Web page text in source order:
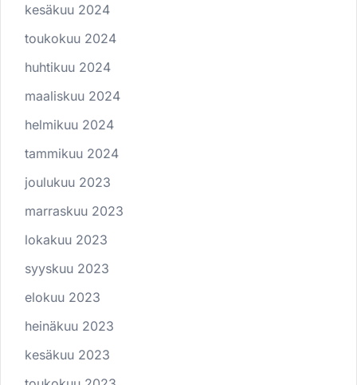
kesäkuu 2024
toukokuu 2024
huhtikuu 2024
maaliskuu 2024
helmikuu 2024
tammikuu 2024
joulukuu 2023
marraskuu 2023
lokakuu 2023
syyskuu 2023
elokuu 2023
heinäkuu 2023
kesäkuu 2023